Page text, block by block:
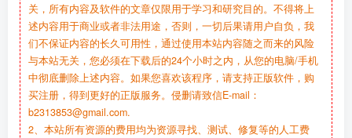
关，所有内容及软件的文章仅限用于学习和研究目的。不得将上
述内容用于商业或者非法用途，否则，一切后果请用户自负，我
们不保证内容的长久可用性，通过使用本站内容随之而来的风险
与本站无关，您必须在下载后的24个小时之内，从您的电脑/手机
中彻底删除上述内容。如果您喜欢该程序，请支持正版软件，购
买注册，得到更好的正版服务。侵删请致信E-mail：
b2313853@gmail.com.
2、本站所有资源的费用均为资源寻找、测试、修复等的人工费